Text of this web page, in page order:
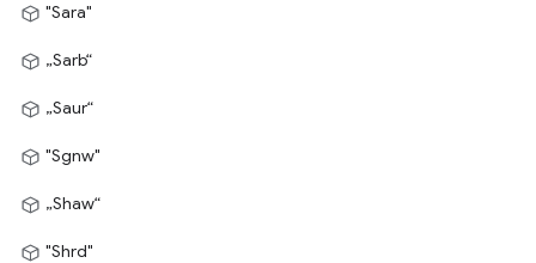
"Sara"
„Sarb“
„Saur“
"Sgnw"
„Shaw“
"Shrd"